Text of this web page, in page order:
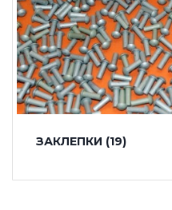
ЗАКЛЕПКИ (19)